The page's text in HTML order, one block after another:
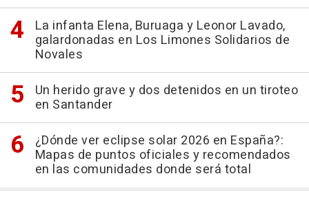
La infanta Elena, Buruaga y Leonor Lavado,
galardonadas en Los Limones Solidarios de
Novales
Un herido grave y dos detenidos en un tiroteo
en Santander
¿Dónde ver eclipse solar 2026 en España?:
Mapas de puntos oficiales y recomendados
en las comunidades donde será total